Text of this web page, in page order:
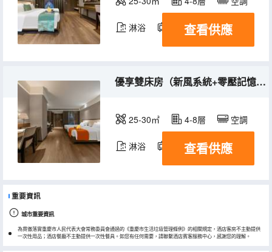
淋浴 電視機
查看供應
優享雙床房（新風系統+零壓記憶枕）
25-30㎡ 4-8層 空調
淋浴 電視機
查看供應
重要資訊
城市重要資訊
為貫徹落實重慶市人民代表大會常務委員會通過的《重慶市生活垃圾管理條例》的相關規定，酒店客房不主動提供
一次性用品；酒店餐廳不主動提供一次性餐具。如您有任何需要，請聯繫酒店賓客服務中心，感謝您的理解。